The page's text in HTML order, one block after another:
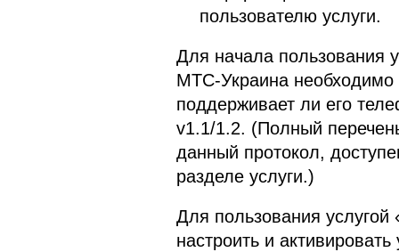
пользователю услуги.
Для начала пользования
МТС-Украина необходимо
поддерживает ли его
v1.1/1.2. (Полный
данный протокол,
разделе услуги.)
Для пользования
настроить и